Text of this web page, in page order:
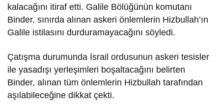
kalacağını itiraf etti. Galile Bölüğünün komutanı
Binder, sınırda alınan askeri önlemlerin Hizbullah’ın
Galile istilasını durduramayacağını söyledi.
Çatışma durumunda İsrail ordusunun askeri tesisler
ile yasadışı yerleşimleri boşaltacağını belirten
Binder, alınan tüm önlemlerin Hizbullah tarafından
aşılabileceğine dikkat çekti.